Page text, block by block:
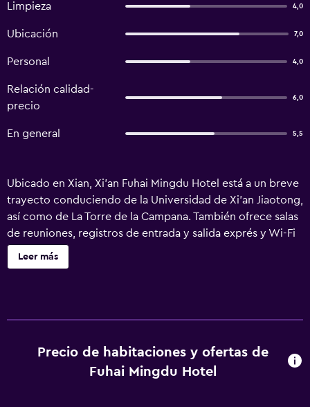
Limpieza 4,0
Ubicación 7,0
Personal 4,0
Relación calidad-
precio
6,0
En general 5,5
Ubicado en Xian, Xi'an Fuhai Mingdu Hotel está a un breve
trayecto conduciendo de la Universidad de Xi'an Jiaotong,
así como de La Torre de la Campana. También ofrece salas
de reuniones, registros de entrada y salida exprés y Wi-Fi
gratis. Los huéspedes de este hotel de 3 estrellas pueden
organizar excursiones, si lo desean, con la ayuda del
y minibar. Todas ellas ofrecen una nevera, una
tetera/cafetera y una cocina. El alojamiento alberga un
Leer más
Precio de habitaciones y ofertas de
Fuhai Mingdu Hotel